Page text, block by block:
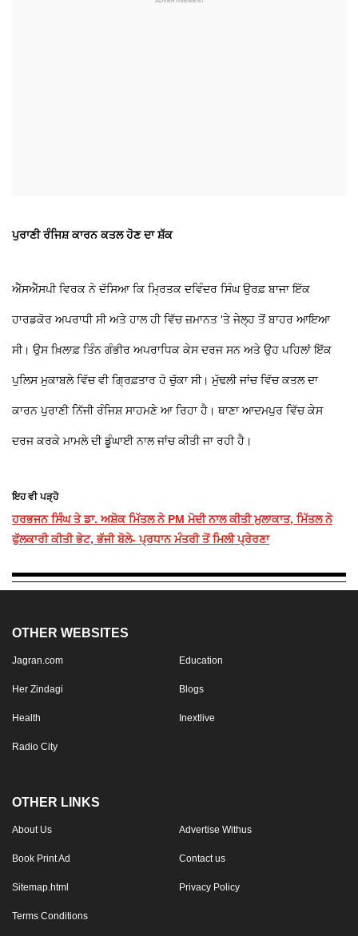
ਪੁਰਾਣੀ ਰੰਜਿਸ਼ ਕਾਰਨ ਕਤਲ ਹੋਣ ਦਾ ਸ਼ੱਕ
ਐੱਸਐੱਸਪੀ ਵਿਰਕ ਨੇ ਦੱਸਿਆ ਕਿ ਮ੍ਰਿਤਕ ਦਵਿੰਦਰ ਸਿੰਘ ਉਰਫ਼ ਬਾਜਾ ਇੱਕ
ਹਾਰਡਕੋਰ ਅਪਰਾਧੀ ਸੀ ਅਤੇ ਹਾਲ ਹੀ ਵਿੱਚ ਜ਼ਮਾਨਤ 'ਤੇ ਜੇਲ੍ਹ ਤੋਂ ਬਾਹਰ ਆਇਆ
ਸੀ। ਉਸ ਖ਼ਿਲਾਫ਼ ਤਿੰਨ ਗੰਭੀਰ ਅਪਰਾਧਿਕ ਕੇਸ ਦਰਜ ਸਨ ਅਤੇ ਉਹ ਪਹਿਲਾਂ ਇੱਕ
ਪੁਲਿਸ ਮੁਕਾਬਲੇ ਵਿੱਚ ਵੀ ਗ੍ਰਿਫ਼ਤਾਰ ਹੋ ਚੁੱਕਾ ਸੀ। ਮੁੱਢਲੀ ਜਾਂਚ ਵਿੱਚ ਕਤਲ ਦਾ
ਕਾਰਨ ਪੁਰਾਣੀ ਨਿੱਜੀ ਰੰਜਿਸ਼ ਸਾਹਮਣੇ ਆ ਰਿਹਾ ਹੈ। ਥਾਣਾ ਆਦਮਪੁਰ ਵਿੱਚ ਕੇਸ
ਦਰਜ ਕਰਕੇ ਮਾਮਲੇ ਦੀ ਡੂੰਘਾਈ ਨਾਲ ਜਾਂਚ ਕੀਤੀ ਜਾ ਰਹੀ ਹੈ।
ਇਹ ਵੀ ਪੜ੍ਹੋ
ਹਰਭਜਨ ਸਿੰਘ ਤੇ ਡਾ. ਅਸ਼ੋਕ ਮਿੱਤਲ ਨੇ PM ਮੋਦੀ ਨਾਲ ਕੀਤੀ ਮੁਲਾਕਾਤ, ਮਿੱਤਲ ਨੇ
ਫੁੱਲਕਾਰੀ ਕੀਤੀ ਭੇਟ, ਭੱਜੀ ਬੋਲੇ- ਪ੍ਰਧਾਨ ਮੰਤਰੀ ਤੋਂ ਮਿਲੀ ਪ੍ਰੇਰਣਾ
OTHER WEBSITES
Jagran.com Education
Her Zindagi Blogs
Health Inextlive
Radio City
OTHER LINKS
About Us Advertise Withus
Book Print Ad Contact us
Sitemap.html Privacy Policy
Terms Conditions